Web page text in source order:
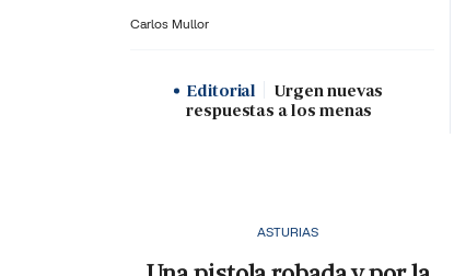
Carlos Mullor
Editorial
Urgen nuevas
respuestas a los menas
ASTURIAS